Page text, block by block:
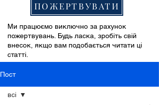
ПОЖЕРТВУВАТИ
Ми працюємо виключно за рахунок
пожертвувань. Будь ласка, зробіть свій
внесок, якщо вам подобається читати ці
статті.
Пост
всі